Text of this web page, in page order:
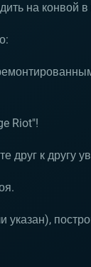
на конвой
Riot"!
друг к другу
указан),